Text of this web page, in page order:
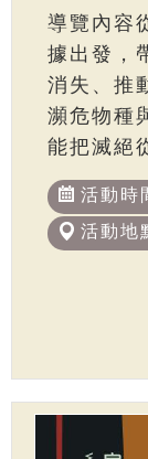
導覽內容
據出發，
消失、推
瀕危物種
能把滅絕
活動時
活動地